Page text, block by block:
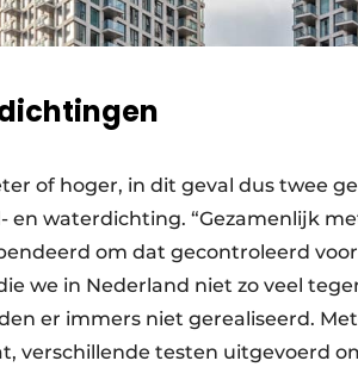
of hoger, in dit geval dus twee
en waterdichting. “Gezamenlijk
om dat gecontroleerd
we in Nederland niet zo veel
er immers niet gerealiseerd.
verschillende testen uitgevoerd